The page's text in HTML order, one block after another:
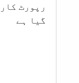
رپورٹ
گيا ہے